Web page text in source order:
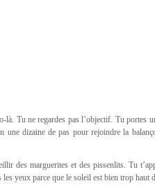
Tu ne regardes pas l’objectif. Tu portes
dizaine de pas pour rejoindre la
des marguerites et des pissenlits. Tu
yeux parce que le soleil est bien trop haut